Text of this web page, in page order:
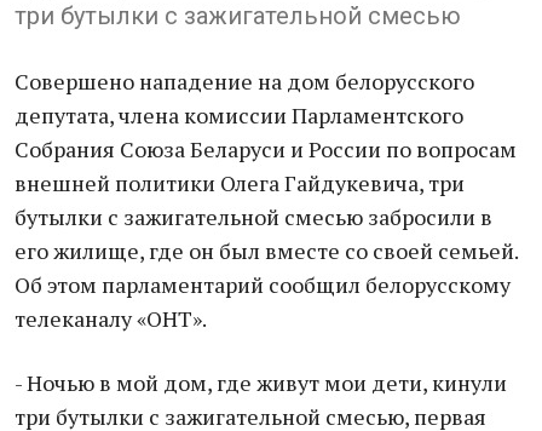
три бутылки с зажигательной смесью
Совершено нападение на дом белорусского
депутата, члена комиссии Парламентского
Собрания Союза Беларуси и России по вопросам
внешней политики Олега Гайдукевича, три
бутылки с зажигательной смесью забросили в
его жилище, где он был вместе со своей семьей.
Об этом парламентарий сообщил белорусскому
телеканалу «ОНТ».
- Ночью в мой дом, где живут мои дети, кинули
три бутылки с зажигательной смесью, первая